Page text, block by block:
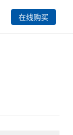
在线购买